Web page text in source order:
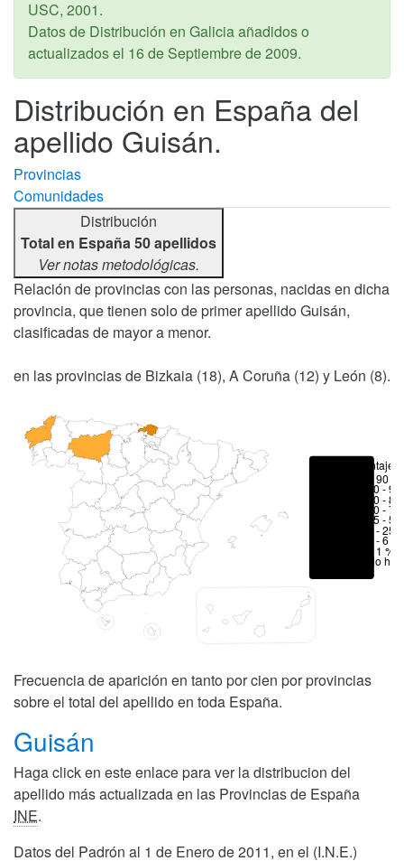
USC, 2001.
Datos de Distribución en Galicia añadidos o
actualizados el 16 de Septiembre de 2009.
Distribución en España del
apellido Guisán.
Provincias
Comunidades
Distribución
Total en España 50 apellidos
Ver notas metodológicas.
Relación de provincias con las personas, nacidas en dicha
provincia, que tienen solo de primer apellido Guisán,
clasificadas de mayor a menor.
en las provincias de Bizkaia (18), A Coruña (12) y León (8).
Porcentajes
> 90 %
80 -
70 -
50 -
25 -
6 - 25
1 - 6 %
< 1 %
No hay
Frecuencia de aparición en tanto por cien por provincias
sobre el total del apellido en toda España.
Guisán
Haga click en este enlace para ver la distribucion del
apellido más actualizada en las Provincias de España
INE.
Datos del Padrón al 1 de Enero de 2011, en el (I.N.E.)